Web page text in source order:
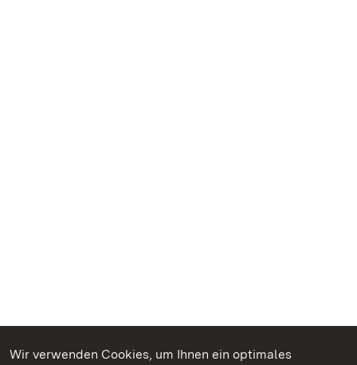
Wir verwenden Cookies, um Ihnen ein optimales